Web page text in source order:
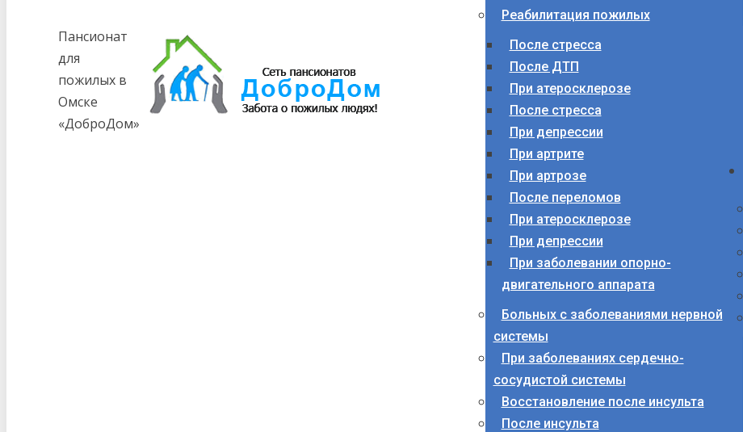
Пансионат
для
пожилых в
Омске
«ДоброДом»
Реабилитация пожилых
После стресса
После ДТП
При атеросклерозе
После стресса
При депрессии
При артрите
При артрозе
После переломов
При атеросклерозе
При депрессии
При заболевании опорно-
двигательного аппарата
Больных с заболеваниями нервной
системы
При заболеваниях сердечно-
сосудистой системы
Восстановление после инсульта
После инсульта